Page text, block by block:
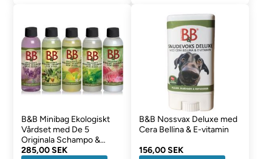
B&B Minibag Ekologiskt
Vårdset med De 5
Originala Schampo &
Balsam
285,00 SEK
B&B Nossvax Deluxe med
Cera Bellina & E-vitamin
156,00 SEK